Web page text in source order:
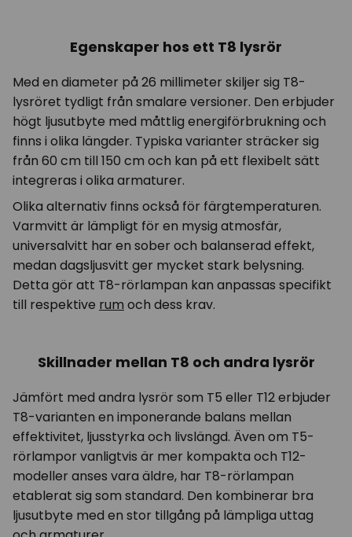
Egenskaper hos ett T8 lysrör
Med en diameter på 26 millimeter skiljer sig T8-
lysröret tydligt från smalare versioner. Den erbjuder
högt ljusutbyte med måttlig energiförbrukning och
finns i olika längder. Typiska varianter sträcker sig
från 60 cm till 150 cm och kan på ett flexibelt sätt
integreras i olika armaturer.
Olika alternativ finns också för färgtemperaturen.
Varmvitt är lämpligt för en mysig atmosfär,
universalvitt har en sober och balanserad effekt,
medan dagsljusvitt ger mycket stark belysning.
Detta gör att T8-rörlampan kan anpassas specifikt
till respektive rum och dess krav.
Skillnader mellan T8 och andra lysrör
Jämfört med andra lysrör som T5 eller T12 erbjuder
T8-varianten en imponerande balans mellan
effektivitet, ljusstyrka och livslängd. Även om T5-
rörlampor vanligtvis är mer kompakta och T12-
modeller anses vara äldre, har T8-rörlampan
etablerat sig som standard. Den kombinerar bra
ljusutbyte med en stor tillgång på lämpliga uttag